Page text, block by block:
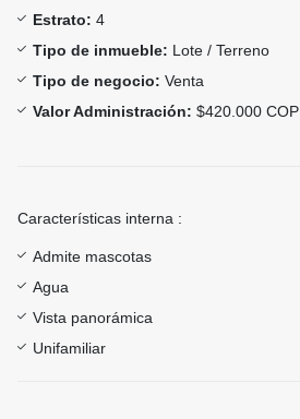
Estrato: 4
Tipo de inmueble: Lote / Terreno
Tipo de negocio: Venta
Valor Administración: $420.000 COP
Características interna :
Admite mascotas
Agua
Vista panorámica
Unifamiliar